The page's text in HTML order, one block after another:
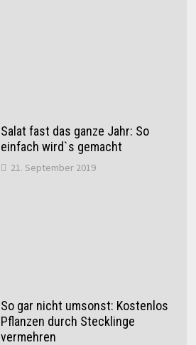
Salat fast das ganze Jahr: So
einfach wird`s gemacht
21. September 2019
So gar nicht umsonst: Kostenlos
Pflanzen durch Stecklinge
vermehren